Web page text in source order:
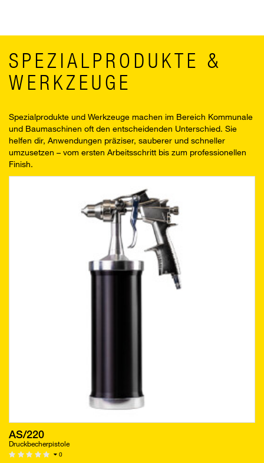
SPEZIALPRODUKTE &
WERKZEUGE
Spezialprodukte und Werkzeuge machen im Bereich Kommunale
und Baumaschinen oft den entscheidenden Unterschied. Sie
helfen dir, Anwendungen präziser, sauberer und schneller
umzusetzen – vom ersten Arbeitsschritt bis zum professionellen
Finish.
AS/220
Druckbecherpistole
0